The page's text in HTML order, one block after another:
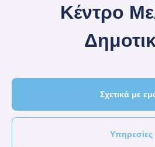
Κέντρο
Σχετικά με
Υπηρεσίες